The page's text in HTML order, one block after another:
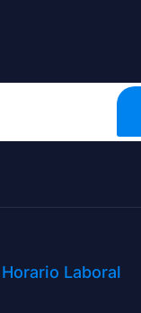
Horario Laboral